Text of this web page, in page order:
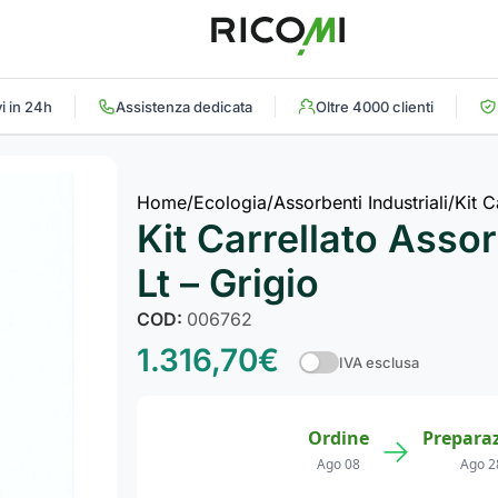
in 24h Assistenza dedicata Oltre 4000 clienti
Home Ecologia Assorbenti Industriali Kit
Kit Carrellato
Lt – Grigio
COD: 006762
1.316,70€ IVA esclusa
Ordine
Ago 08 → Ago